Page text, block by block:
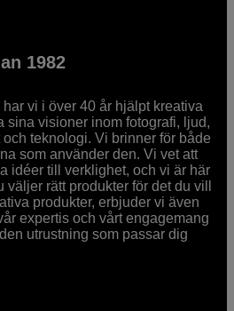
1982
vi i över 40 år hjälpt kreativa
sina visioner inom fotografi, ljud,
teknologi. Vi brinner för både
som använder den. Vi vet att
idéer till verklighet, och vi är här
rätt produkter för det du vill
produkter, erbjuder vi även
expertis och vårt engagemang
utrustning som passar dig